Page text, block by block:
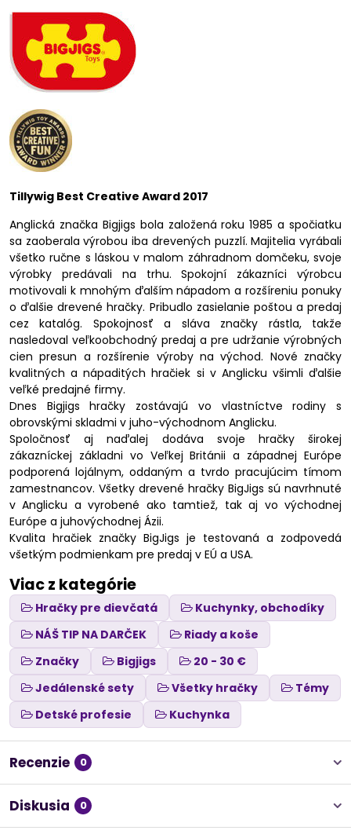
Tillywig Best Creative Award 2017
Anglická značka Bigjigs bola založená roku 1985 a spočiatku
sa zaoberala výrobou iba drevených puzzlí. Majitelia vyrábali
všetko ručne s láskou v malom záhradnom domčeku, svoje
výrobky predávali na trhu. Spokojní zákazníci výrobcu
motivovali k mnohým ďalším nápadom a rozšíreniu ponuky
o ďalšie drevené hračky. Pribudlo zasielanie poštou a predaj
cez katalóg. Spokojnosť a sláva značky rástla, takže
nasledoval veľkoobchodný predaj a pre udržanie výrobných
cien presun a rozšírenie výroby na východ. Nové značky
kvalitných a nápaditých hračiek si v Anglicku všimli ďalšie
veľké predajné firmy.
Dnes Bigjigs hračky zostávajú vo vlastníctve rodiny s
obrovskými skladmi v juho-východnom Anglicku.
Spoločnosť aj naďalej dodáva svoje hračky širokej
zákazníckej základni vo Veľkej Británii a západnej Európe
podporená lojálnym, oddaným a tvrdo pracujúcim tímom
zamestnancov. Všetky drevené hračky BigJigs sú navrhnuté
v Anglicku a vyrobené ako tamtiež, tak aj vo východnej
Európe a juhovýchodnej Ázii.
Kvalita hračiek značky BigJigs je testovaná a zodpovedá
všetkým podmienkam pre predaj v EÚ a USA.
Viac z kategórie
Hračky pre dievčatá
Kuchynky, obchodíky
NÁŠ TIP NA DARČEK
Riady a koše
Značky
Bigjigs
20 - 30 €
Jedálenské sety
Všetky hračky
Témy
Detské profesie
Kuchynka
Recenzie 0
Diskusia 0